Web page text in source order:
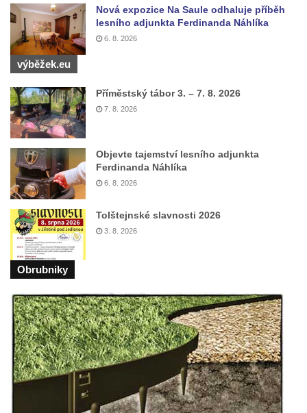
Budějovicích
Socha svatého Vincence Ferrerského na
nádvoří kláštera dominikánů v Českých
Budějovicích
Socha svatého Zachariáše na nádvoří
kláštera dominikánů v Českých
Budějovicích
Socha svatého Josefa na nádvoří kláštera
dominikánů v Českých Budějovicích
Socha svaté Anny na nádvoří kláštera
dominikánů v Českých Budějovicích
Socha svatého Dominika na nádvoří
kláštera dominikánů v Českých
Budějovicích
dominikánů u Piaristického náměstí v
Českých Budějovicích
Socha svatého Václava u pramene v
Semilech
Pamětní deska Tomáše Garrigue Masaryka
na radnici v Českých Budějovicích
Nová expozice Na Saule odhaluje příběh
lesního adjunkta Ferdinanda Náhlíka
6. 8. 2026
výběžek.eu
Příměstský tábor 3. – 7. 8. 2026
7. 8. 2026
Objevte tajemství lesního adjunkta
Ferdinanda Náhlíka
6. 8. 2026
Tolštejnské slavnosti 2026
3. 8. 2026
Obrubniky